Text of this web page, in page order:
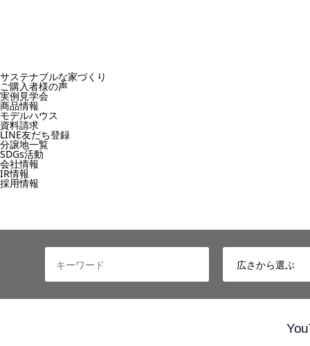
サステナブルな家づくり
ご購入者様の声
実例見学会
商品情報
モデルハウス
資料請求
LINE友だち登録
分譲地一覧
SDGs活動
会社情報
IR情報
採用情報